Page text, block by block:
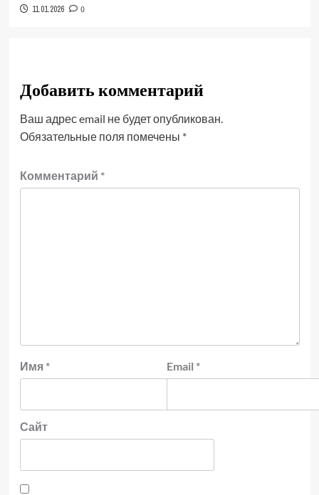
11.01.2026 0
Добавить комментарий
Ваш адрес email не будет опубликован.
Обязательные поля помечены *
Комментарий *
Имя * Email *
Сайт